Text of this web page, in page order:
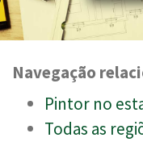
Navegação
Pintor no
Todas as